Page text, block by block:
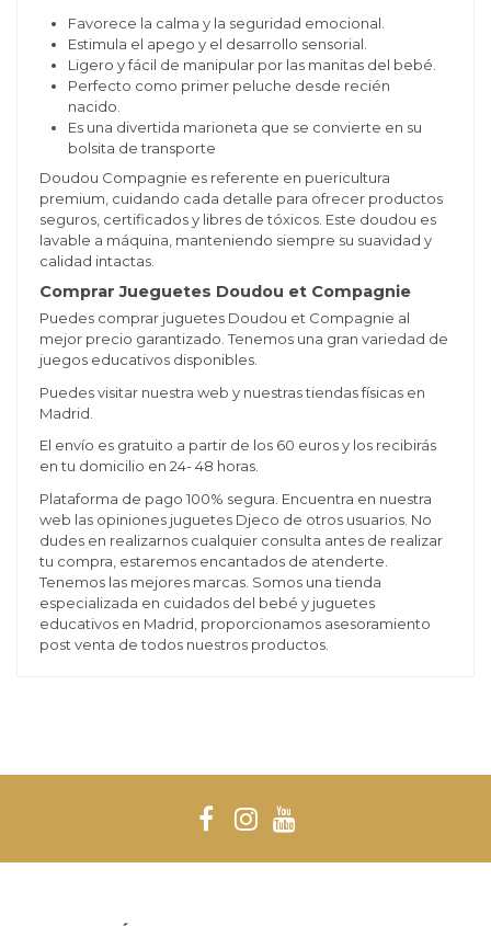
Favorece la calma y la seguridad emocional.
Estimula el apego y el desarrollo sensorial.
Ligero y fácil de manipular por las manitas del bebé.
Perfecto como primer peluche desde recién
nacido.
Es una divertida marioneta que se convierte en su
bolsita de transporte
Doudou Compagnie es referente en puericultura
premium, cuidando cada detalle para ofrecer productos
seguros, certificados y libres de tóxicos. Este doudou es
lavable a máquina, manteniendo siempre su suavidad y
calidad intactas.
Comprar Jueguetes Doudou et Compagnie
Puedes comprar juguetes Doudou et Compagnie al
mejor precio garantizado. Tenemos una gran variedad de
juegos educativos disponibles.
Puedes visitar nuestra web y nuestras tiendas físicas en
Madrid.
El envío es gratuito a partir de los 60 euros y los recibirás
en tu domicilio en 24- 48 horas.
Plataforma de pago 100% segura. Encuentra en nuestra
web las opiniones juguetes Djeco de otros usuarios. No
dudes en realizarnos cualquier consulta antes de realizar
tu compra, estaremos encantados de atenderte.
Tenemos las mejores marcas. Somos una tienda
especializada en cuidados del bebé y juguetes
educativos en Madrid, proporcionamos asesoramiento
post venta de todos nuestros productos.